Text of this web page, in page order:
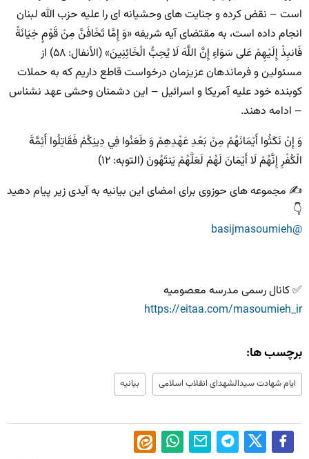
است – نقض کرده و جنایت های وحشیانه ای را علیه حزب الله لبنان
انجام داده است، به مقتضای آیه شریفه «وَ إِمَّا تَخَافَنَّ مِنْ قَوْمٍ خِيَانَةً
فَانبِذْ إِلَيْهِمْ عَلى سَوَاءٍ إِنَّ اللَّهَ لَا يُحِبُّ الْخَائِنِينَ» (الأنفال: ۵۸) از
مسئولین و فرماندهان عزیزمان درخواست قاطع داریم که به حملات
کوبنده خود علیه آمریکا و اسرائیل – این دشمنان وحشی عهد نشناس
– ادامه دهند.
وَ إِنْ نَكَثُوا أَيْمَانَهُمْ مِنْ بَعْدِ عَهْدِهِمْ وَ طَعَنُوا فِي دِينِكُمْ فَقَاتِلُوا أَئِمَّةَ
الْكُفْرِ إِنَّهُمْ لَا أَيْمَانَ لَهُمْ لَعَلَّهُمْ يَنتَهُونَ (التوبه: ۱۲)
✍️ مجموعه های حوزوی برای امضای این بیانیه به آیدی زیر پیام دهید
👇
@basijmasoumieh
✅ کانال رسمی مدرسه معصومیه
https://eitaa.com/masoumieh_ir
برچسب ها:
ایام شهادت سید‌الشهدای انقلاب اسلامی بیانیه